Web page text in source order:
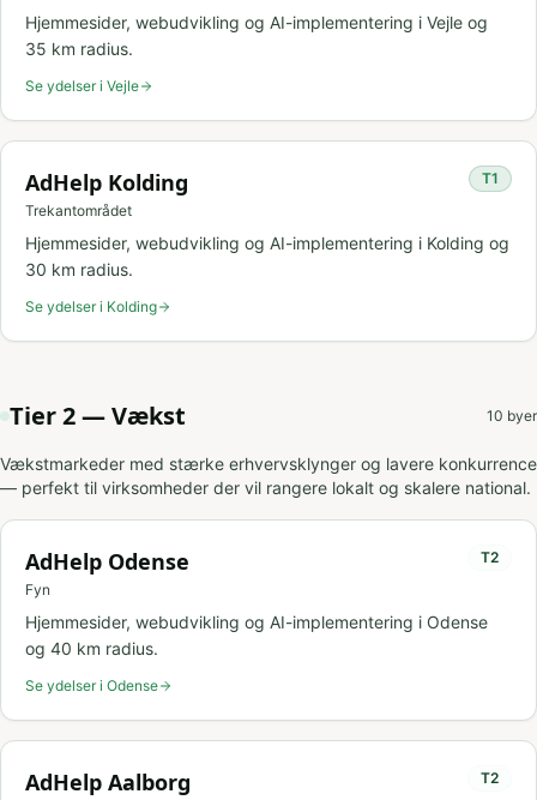
Hjemmesider, webudvikling og AI-implementering i Vejle og
35 km radius.
Se ydelser i Vejle
AdHelp Kolding
Trekantområdet
T1
Hjemmesider, webudvikling og AI-implementering i Kolding og
30 km radius.
Se ydelser i Kolding
Tier 2 — Vækst 10 byer
Vækstmarkeder med stærke erhvervsklynger og lavere konkurrence
— perfekt til virksomheder der vil rangere lokalt og skalere national.
AdHelp Odense
Fyn
T2
Hjemmesider, webudvikling og AI-implementering i Odense
og 40 km radius.
Se ydelser i Odense
AdHelp Aalborg T2